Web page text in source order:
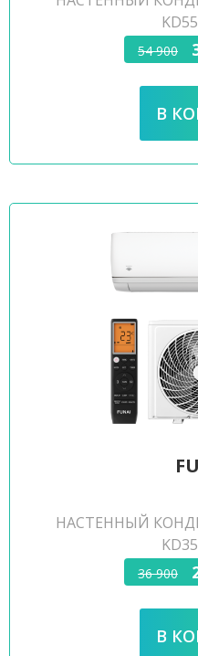
54 900
НАСТЕННЫЙ
36 900